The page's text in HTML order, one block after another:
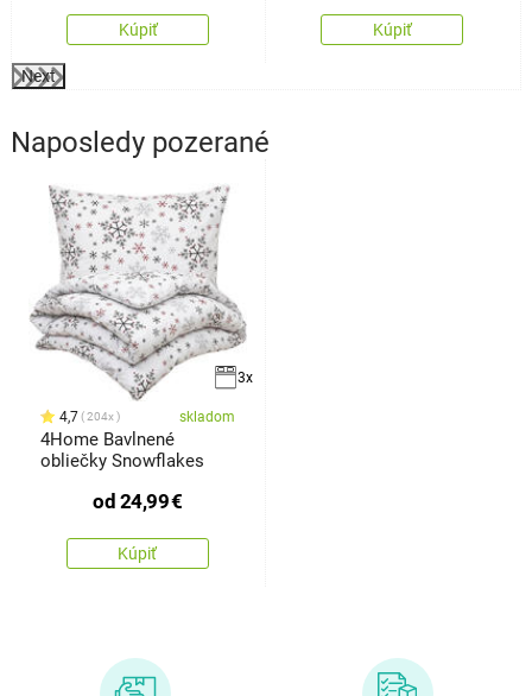
Kúpiť Kúpiť
Next
Naposledy pozerané
3x
4,7 204x skladom
4Home Bavlnené
obliečky Snowflakes
od 24,99€
Kúpiť